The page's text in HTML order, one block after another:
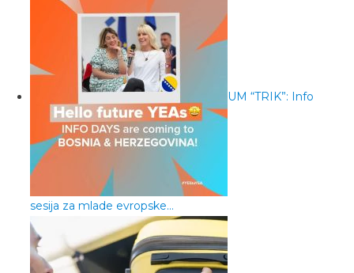
UM “TRIK”: Info
sesija za mlade evropske…